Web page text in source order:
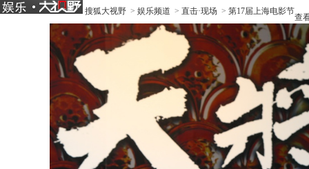
搜狐大视野 > 娱乐频道 > 直击·现场 > 第17届上海电影节
查